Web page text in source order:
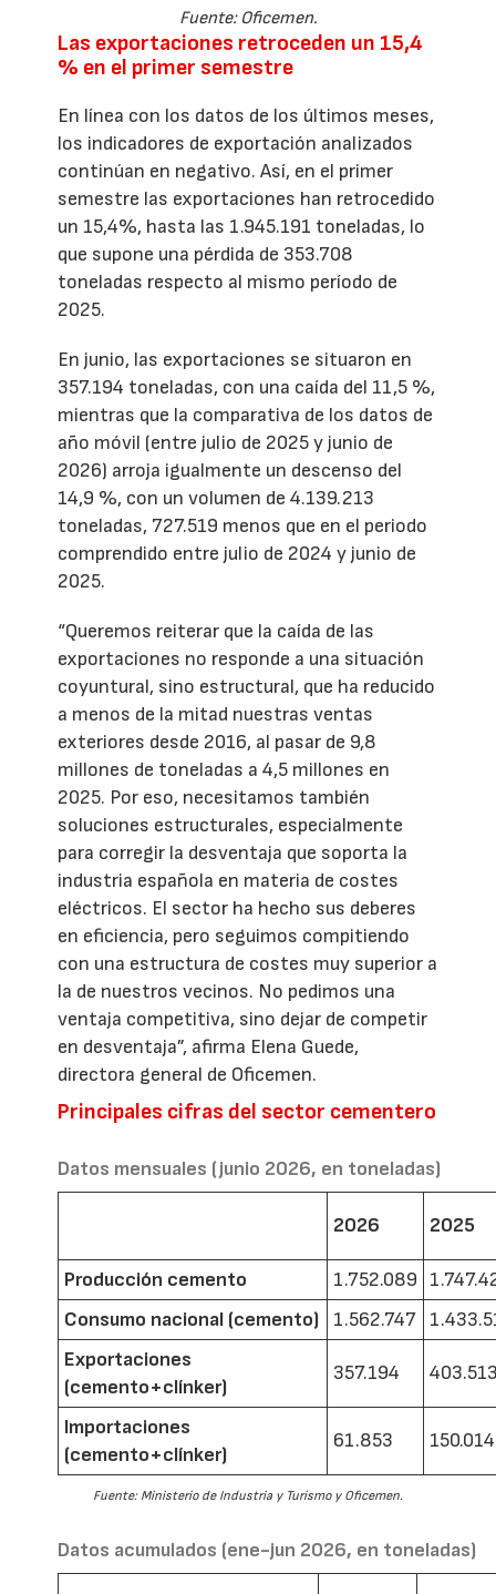
Fuente: Oficemen.
Las exportaciones retroceden un 15,4
% en el primer semestre
En línea con los datos de los últimos meses,
los indicadores de exportación analizados
continúan en negativo. Así, en el primer
semestre las exportaciones han retrocedido
un 15,4%, hasta las 1.945.191 toneladas, lo
que supone una pérdida de 353.708
toneladas respecto al mismo período de
2025.
En junio, las exportaciones se situaron en
357.194 toneladas, con una caída del 11,5 %,
mientras que la comparativa de los datos de
año móvil (entre julio de 2025 y junio de
2026) arroja igualmente un descenso del
14,9 %, con un volumen de 4.139.213
toneladas, 727.519 menos que en el periodo
comprendido entre julio de 2024 y junio de
2025.
“Queremos reiterar que la caída de las
exportaciones no responde a una situación
coyuntural, sino estructural, que ha reducido
a menos de la mitad nuestras ventas
exteriores desde 2016, al pasar de 9,8
millones de toneladas a 4,5 millones en
2025. Por eso, necesitamos también
soluciones estructurales, especialmente
para corregir la desventaja que soporta la
industria española en materia de costes
eléctricos. El sector ha hecho sus deberes
en eficiencia, pero seguimos compitiendo
con una estructura de costes muy superior a
la de nuestros vecinos. No pedimos una
ventaja competitiva, sino dejar de competir
en desventaja”, afirma Elena Guede,
directora general de Oficemen.
Principales cifras del sector cementero
Datos mensuales (junio 2026, en toneladas)
2026 2025
Producción cemento 1.752.089
Consumo nacional (cemento)
1.562.747
Exportaciones
(cemento+clínker)
357.194
Importaciones
(cemento+clínker)
61.853 150.014
Fuente: Ministerio de Industria y Turismo y Oficemen.
Datos acumulados (ene-jun 2026, en toneladas)